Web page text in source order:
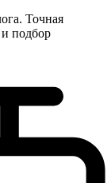
Точная
подбор